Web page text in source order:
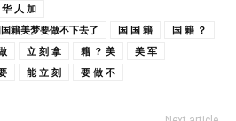
华 人 加
籍美梦要做不下去了
国 国 籍
国 籍 ？
立 刻 拿 籍 ？ 美
美 军
能 立 刻 要 做 不